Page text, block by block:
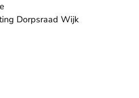
Dorpsraad Wijk